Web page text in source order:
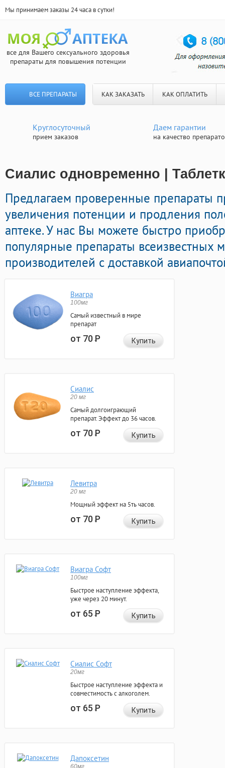
Мы принимаем заказы 24 часа в сутки!
все для Вашего сексуального здоровья
препараты для повышения потенции
ВСЕ ПРЕПАРАТЫ КАК ЗАКАЗАТЬ КАК ОПЛАТИТЬ
Круглосуточный
прием заказов
Даем гарантии
на качество
Сиалис одновременно |
Предлагаем проверенные препараты
увеличения потенции и продления
аптеке. У нас Вы можете быстро
популярные препараты всеизвестных
производителей с доставкой
Виагра
100мг
Самый известный в мире
препарат
от 70Р Купить
Сиалис
20 мг
Самый долгоиграющий
препарат. Эффект до 36 часов.
от 70Р Купить
Левитра
20 мг
Мощный эффект на 5ть часов.
от 70Р Купить
Виагра Софт
100мг
Быстрое наступление эффекта,
уже через 20 минут.
от 65Р Купить
Сиалис Софт
20мг
Быстрое наступление эффекта и
совместимость с алкоголем.
от 65Р Купить
Дапоксетин